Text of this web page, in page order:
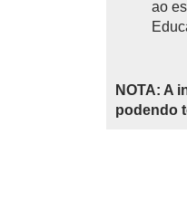
ao
NOTA: A
podendo